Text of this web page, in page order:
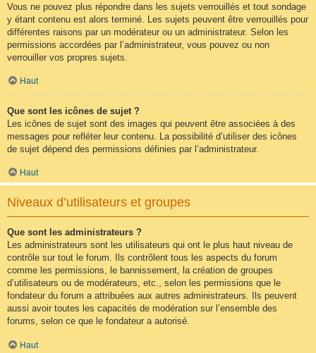
Vous ne pouvez plus répondre dans les sujets verrouillés et tout sondage
y étant contenu est alors terminé. Les sujets peuvent être verrouillés pour
différentes raisons par un modérateur ou un administrateur. Selon les
permissions accordées par l’administrateur, vous pouvez ou non
verrouiller vos propres sujets.
Haut
Que sont les icônes de sujet ?
Les icônes de sujet sont des images qui peuvent être associées à des
messages pour refléter leur contenu. La possibilité d’utiliser des icônes
de sujet dépend des permissions définies par l’administrateur.
Haut
Niveaux d’utilisateurs et groupes
Que sont les administrateurs ?
Les administrateurs sont les utilisateurs qui ont le plus haut niveau de
contrôle sur tout le forum. Ils contrôlent tous les aspects du forum
comme les permissions, le bannissement, la création de groupes
d’utilisateurs ou de modérateurs, etc., selon les permissions que le
fondateur du forum a attribuées aux autres administrateurs. Ils peuvent
aussi avoir toutes les capacités de modération sur l’ensemble des
forums, selon ce que le fondateur a autorisé.
Haut